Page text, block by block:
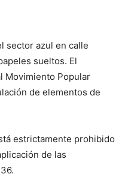
sector azul en calle
sueltos. El
Movimiento Popular
de elementos de
estrictamente prohibido
de las